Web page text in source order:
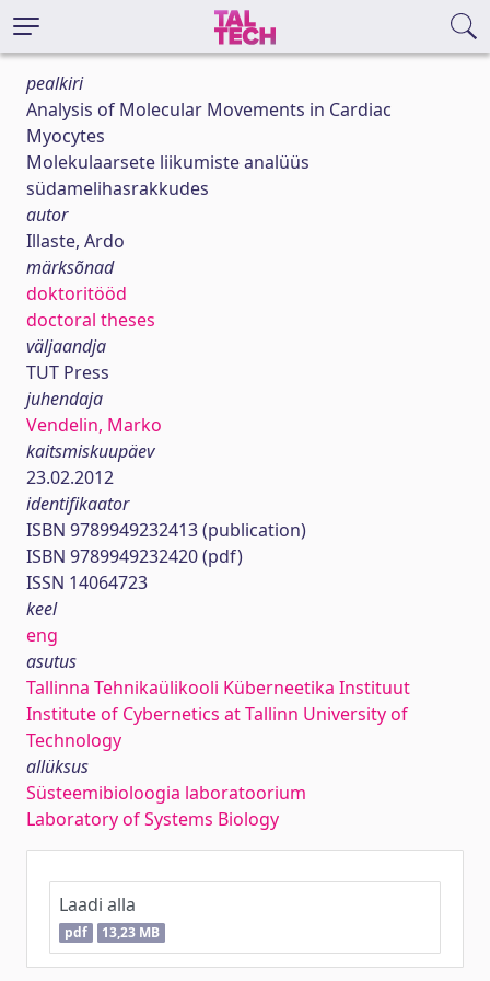
pealkiri
Analysis of Molecular Movements in Cardiac
Myocytes
Molekulaarsete liikumiste analüüs
südamelihasrakkudes
autor
Illaste, Ardo
märksõnad
doktoritööd
doctoral theses
väljaandja
TUT Press
juhendaja
Vendelin, Marko
kaitsmiskuupäev
23.02.2012
identifikaator
ISBN 9789949232413 (publication)
ISBN 9789949232420 (pdf)
ISSN 14064723
keel
eng
asutus
Tallinna Tehnikaülikooli Küberneetika Instituut
Institute of Cybernetics at Tallinn University of
Technology
allüksus
Süsteemibioloogia laboratoorium
Laboratory of Systems Biology
Laadi alla
pdf 13,23 MB